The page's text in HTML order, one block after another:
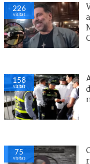
226
visitas
158
visitas
75
visitas